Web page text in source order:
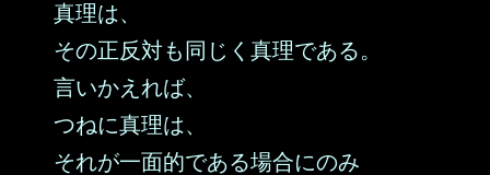
真理は、
その正反対も同じく真理である。
言いかえれば、
つねに真理は、
それが一面的である場合にのみ